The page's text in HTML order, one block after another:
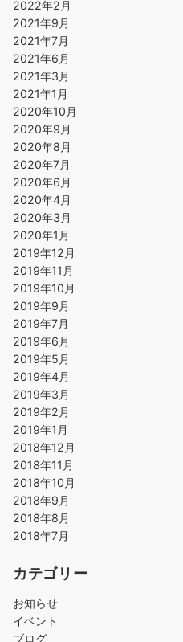
2022年2月
2021年9月
2021年7月
2021年6月
2021年3月
2021年1月
2020年10月
2020年9月
2020年8月
2020年7月
2020年6月
2020年4月
2020年3月
2020年1月
2019年12月
2019年11月
2019年10月
2019年9月
2019年7月
2019年6月
2019年5月
2019年4月
2019年3月
2019年2月
2019年1月
2018年12月
2018年11月
2018年10月
2018年9月
2018年8月
2018年7月
カテゴリー
お知らせ
イベント
ブログ